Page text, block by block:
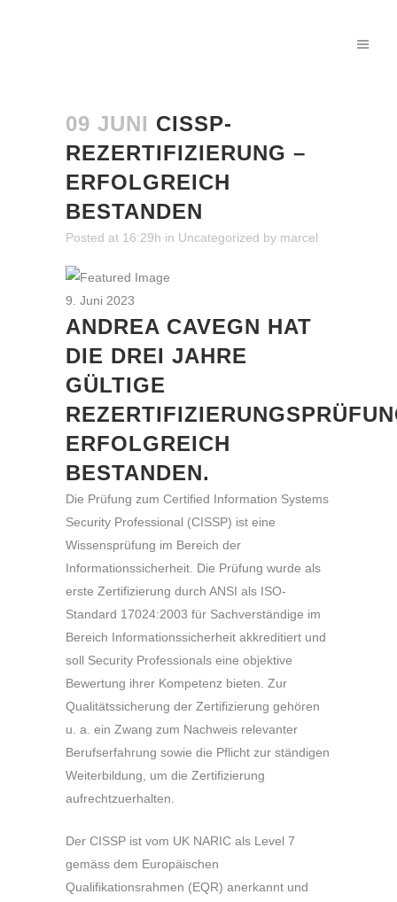
09 JUNI CISSP-
REZERTIFIZIERUNG –
ERFOLGREICH
BESTANDEN
Posted at 16:29h in Uncategorized by marcel
9. Juni 2023
ANDREA CAVEGN HAT
DIE DREI JAHRE
GÜLTIGE
ERFOLGREICH
BESTANDEN.
Die Prüfung zum Certified Information Systems
Security Professional (CISSP) ist eine
Wissensprüfung im Bereich der
Informationssicherheit. Die Prüfung wurde als
erste Zertifizierung durch ANSI als ISO-
Standard 17024:2003 für Sachverständige im
Bereich Informationssicherheit akkreditiert und
soll Security Professionals eine objektive
Bewertung ihrer Kompetenz bieten. Zur
Qualitätssicherung der Zertifizierung gehören
u. a. ein Zwang zum Nachweis relevanter
Berufserfahrung sowie die Pflicht zur ständigen
Weiterbildung, um die Zertifizierung
aufrechtzuerhalten.
Der CISSP ist vom UK NARIC als Level 7
gemäss dem Europäischen
Qualifikationsrahmen (EQR) anerkannt und